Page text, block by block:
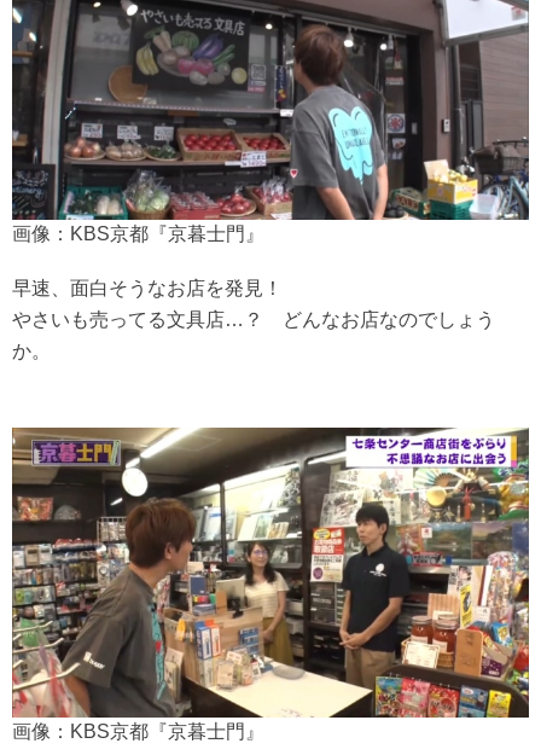
画像：KBS京都『京暮士門』
早速、面白そうなお店を発見！
やさいも売ってる文具店…？ どんなお店なのでしょう
か。
画像：KBS京都『京暮士門』